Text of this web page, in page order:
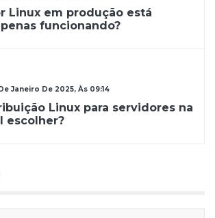
Linux em produção está
funcionando?
Janeiro De 2025, Às 09:14
Linux para servidores na
escolher?